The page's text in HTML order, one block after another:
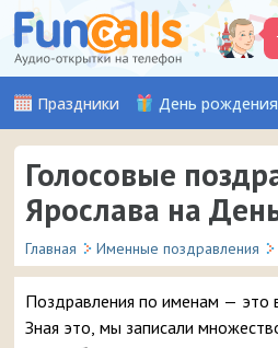
Праздники День рождения
Голосовые
Ярослава на
Главная Именные поздравления
Поздравления по именам — это
Зная это, мы записали